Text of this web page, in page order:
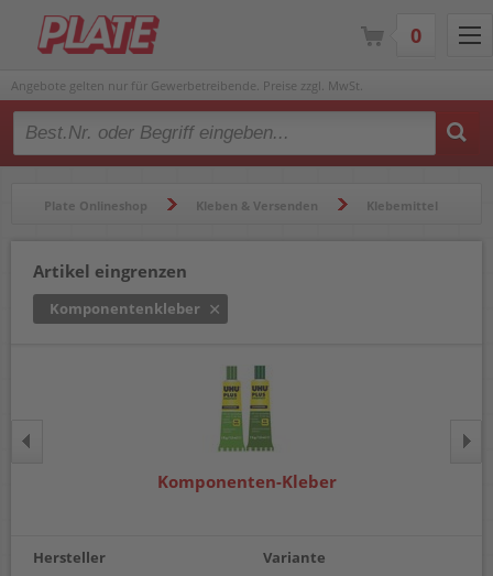
Angebote gelten nur für Gewerbetreibende. Preise zzgl. MwSt.
Type 2 or more characters for results.
Plate Onlineshop Kleben & Versenden Klebemittel
Artikel eingrenzen
Komponentenkleber
Komponenten-Kleber
Hersteller Variante
0